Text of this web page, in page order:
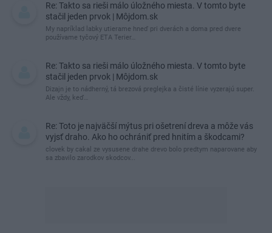
Re: Takto sa rieši málo úložného miesta. V tomto byte
stačil jeden prvok | Môjdom.sk
My napríklad labky utierame hneď pri dverách a doma pred dvere
používame tyčový ETA Terier…
Re: Takto sa rieši málo úložného miesta. V tomto byte
stačil jeden prvok | Môjdom.sk
Dizajn je to nádherný, tá brezová preglejka a čisté línie vyzerajú super.
Ale vždy, keď…
Re: Toto je najväčší mýtus pri ošetrení dreva a môže vás
vyjsť draho. Ako ho ochrániť pred hnitím a škodcami?
clovek by cakal ze vysusene drahe drevo bolo predtym naparovane aby
sa zbavilo zarodkov skodcov...